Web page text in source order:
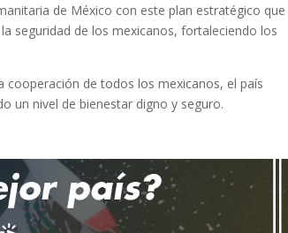
de México con este plan estratégico que
seguridad de los mexicanos, fortaleciendo los
cooperación de todos los mexicanos, el país
un nivel de bienestar digno y seguro.